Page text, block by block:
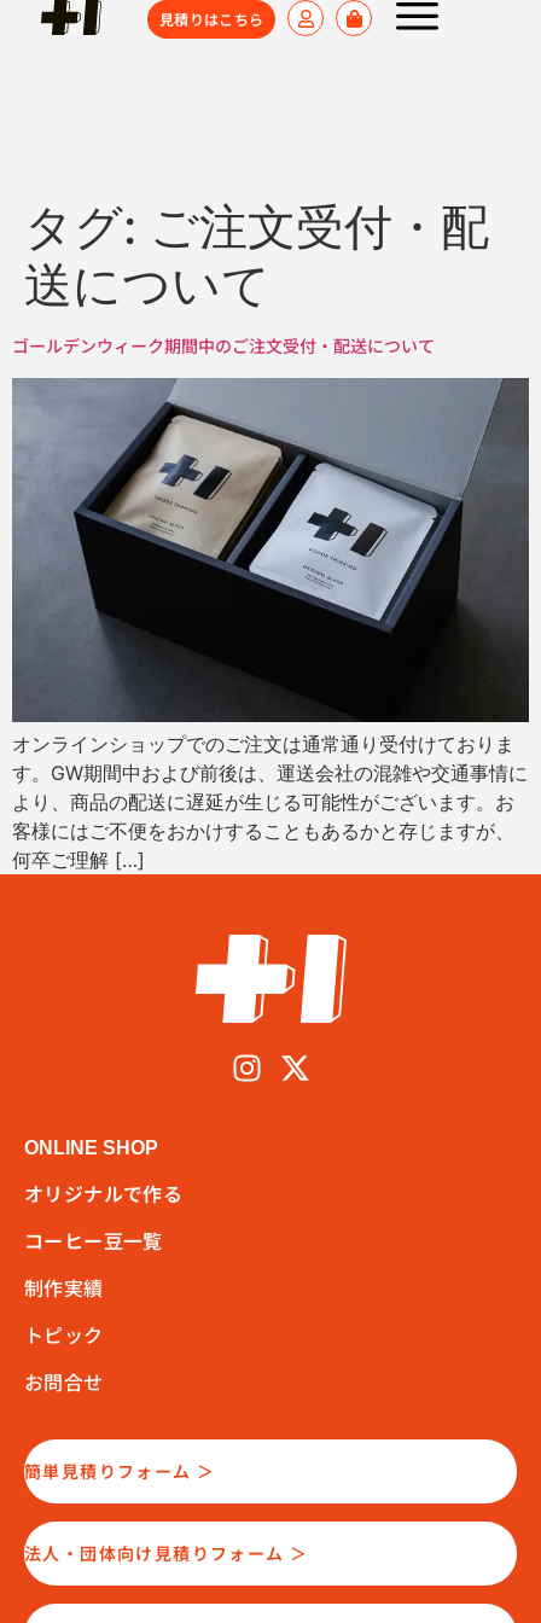
見積りはこちら
タグ: ご注文受付・配
送について
ゴールデンウィーク期間中のご注文受付・配送について
オンラインショップでのご注文は通常通り受付けておりま
す。GW期間中および前後は、運送会社の混雑や交通事情に
より、商品の配送に遅延が生じる可能性がございます。お
客様にはご不便をおかけすることもあるかと存じますが、
何卒ご理解 […]
ONLINE SHOP
オリジナルで作る
コーヒー豆一覧
制作実績
トピック
お問合せ
簡単見積りフォーム ＞
法人・団体向け見積りフォーム ＞